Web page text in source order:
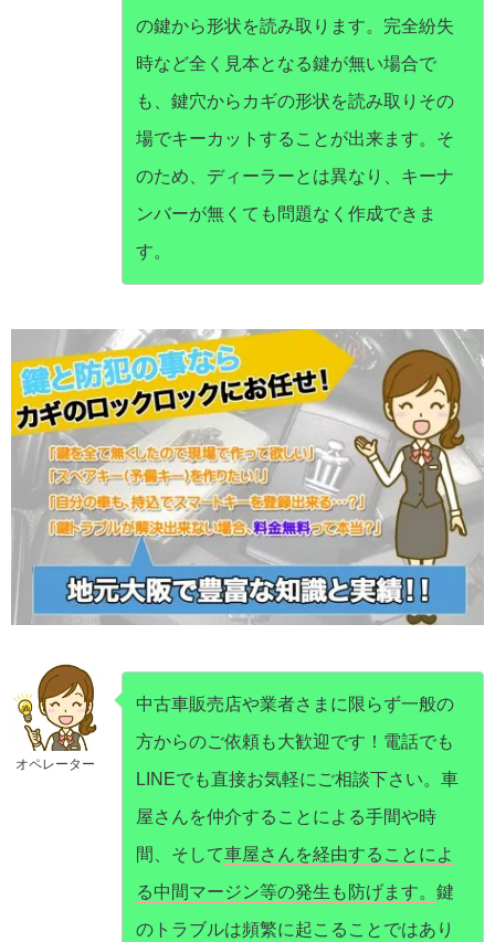
の鍵から形状を読み取ります。完全紛失
時など全く見本となる鍵が無い場合で
も、鍵穴からカギの形状を読み取りその
場でキーカットすることが出来ます。そ
のため、ディーラーとは異なり、キーナ
ンバーが無くても問題なく作成できま
す。
オペレーター
中古車販売店や業者さまに限らず一般の
方からのご依頼も大歓迎です！電話でも
LINEでも直接お気軽にご相談下さい。車
屋さんを仲介することによる手間や時
間、そして車屋さんを経由することによ
る中間マージン等の発生も防げます。 鍵
のトラブルは頻繁に起こることではあり